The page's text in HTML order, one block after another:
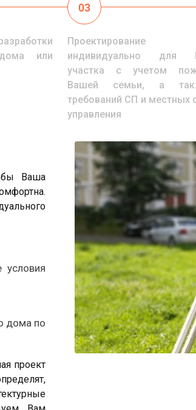
или
03
Проектирование
индивидуально для
участка с учетом
Вашей семьи, а
требований СП и местных
управления
Ваша
условия
дома по
проект